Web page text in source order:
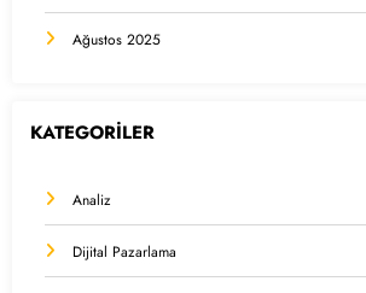
Ağustos 2025
KATEGORİLER
Analiz
Dijital Pazarlama